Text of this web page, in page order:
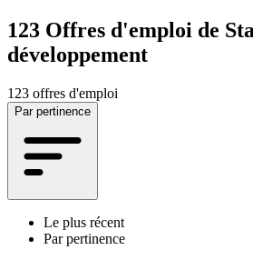
123 Offres d'emploi de
développement
123 offres d'emploi
Par pertinence
Le plus récent
Par pertinence